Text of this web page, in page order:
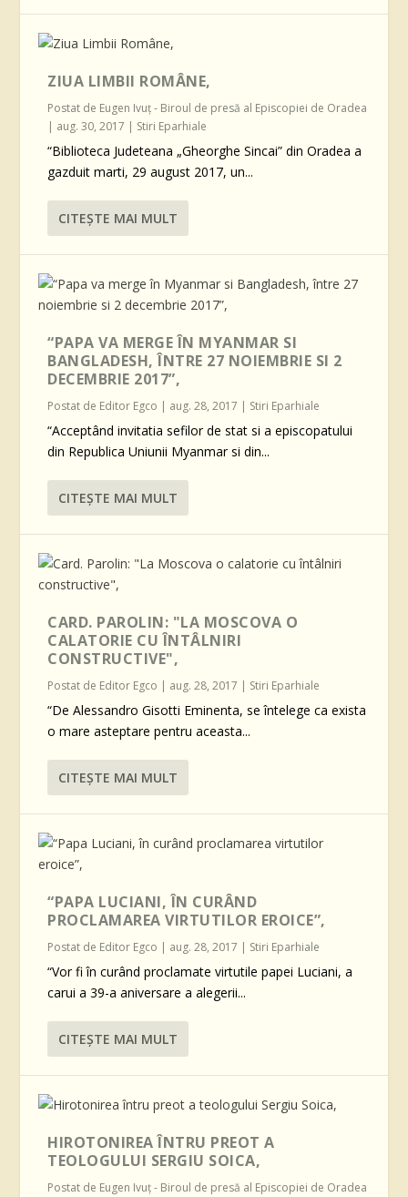
ZIUA LIMBII ROMÂNE,
Postat de Eugen Ivuţ - Biroul de presă al Episcopiei de Oradea
| aug. 30, 2017 | Stiri Eparhiale
“Biblioteca Judeteana „Gheorghe Sincai” din Oradea a
gazduit marti, 29 august 2017, un...
CITEŞTE MAI MULT
“PAPA VA MERGE ÎN MYANMAR SI
BANGLADESH, ÎNTRE 27 NOIEMBRIE SI 2
DECEMBRIE 2017”,
Postat de Editor Egco | aug. 28, 2017 | Stiri Eparhiale
“Acceptând invitatia sefilor de stat si a episcopatului
din Republica Uniunii Myanmar si din...
CITEŞTE MAI MULT
CARD. PAROLIN: "LA MOSCOVA O
CALATORIE CU ÎNTÂLNIRI
CONSTRUCTIVE",
Postat de Editor Egco | aug. 28, 2017 | Stiri Eparhiale
“De Alessandro Gisotti Eminenta, se întelege ca exista
o mare asteptare pentru aceasta...
CITEŞTE MAI MULT
“PAPA LUCIANI, ÎN CURÂND
PROCLAMAREA VIRTUTILOR EROICE”,
Postat de Editor Egco | aug. 28, 2017 | Stiri Eparhiale
“Vor fi în curând proclamate virtutile papei Luciani, a
carui a 39-a aniversare a alegerii...
CITEŞTE MAI MULT
HIROTONIREA ÎNTRU PREOT A
TEOLOGULUI SERGIU SOICA,
Postat de Eugen Ivuţ - Biroul de presă al Episcopiei de Oradea